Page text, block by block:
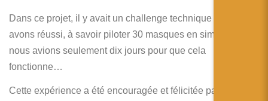
Dans ce projet, il y avait un challenge technique que nous
avons réussi, à savoir piloter 30 masques en simultané ! et
nous avions seulement dix jours pour que cela
fonctionne…
Cette expérience a été encouragée et félicitée par la